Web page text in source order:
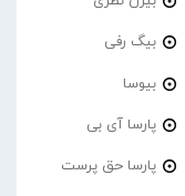
بیگ رفی
بیوسا
پارسا آی بی
پارسا حق پرست